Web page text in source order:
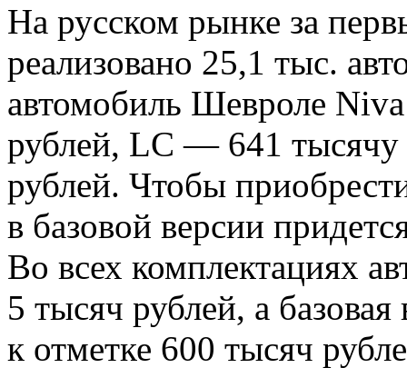
На русском рынке за
реализовано 25,1 тыс.
автомобиль Шевроле
рублей, LC — 641
рублей. Чтобы
в базовой версии
Во всех комплектациях
5 тысяч рублей, а
к отметке 600 тысяч